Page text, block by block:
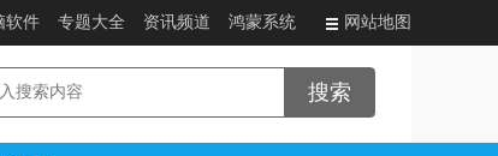
软件 专题大全 资讯频道 鸿蒙系统 网站地图